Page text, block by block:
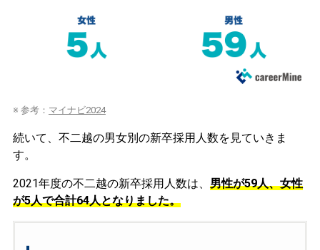
※ 参考： マイナビ2024
続いて、不二越の男女別の新卒採用人数を見ていきま
す。
2021年度の不二越の新卒採用人数は、 男性が59人、女性
が5人で合計64人となりました。